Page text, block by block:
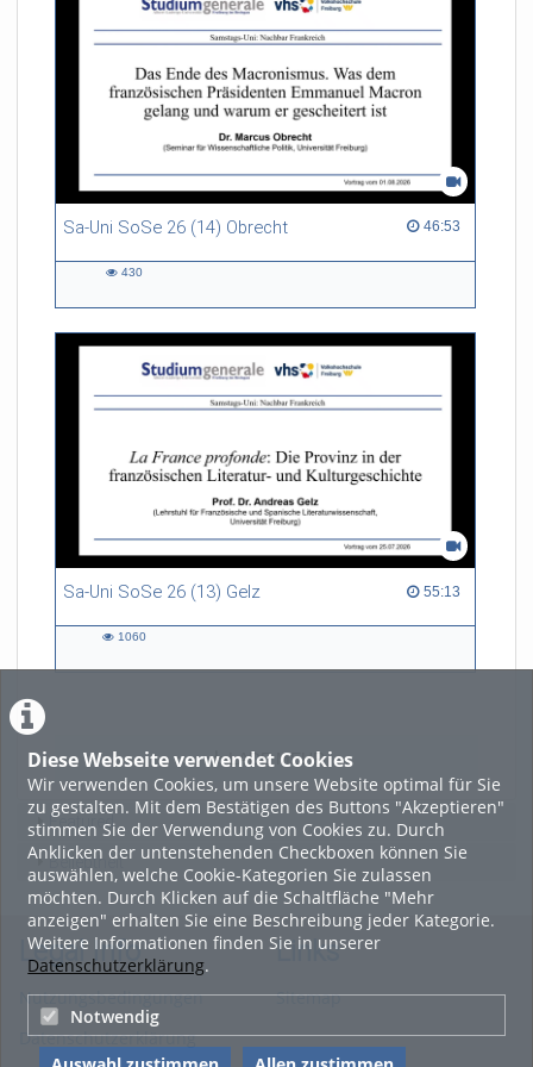
Diese Webseite verwendet Cookies
Wir verwenden Cookies, um unsere Website optimal für Sie
zu gestalten. Mit dem Bestätigen des Buttons "Akzeptieren"
stimmen Sie der Verwendung von Cookies zu. Durch
Anklicken der untenstehenden Checkboxen können Sie
auswählen, welche Cookie-Kategorien Sie zulassen
möchten. Durch Klicken auf die Schaltfläche "Mehr
anzeigen" erhalten Sie eine Beschreibung jeder Kategorie.
Weitere Informationen finden Sie in unserer
Datenschutzerklärung.
Notwendig
freiburg.de/de/beratung
Sa-Uni SoSe 26 (14) Obrecht 46:53
46:53 duration
430
Sa-Uni SoSe 26 (13) Gelz 55:13
55:13 duration
1060
LADE MEHR
Featured
Beliebtheit
Legal Info
Nutzungsbedingungen
Datenschutzerklärung
Links
Sitemap